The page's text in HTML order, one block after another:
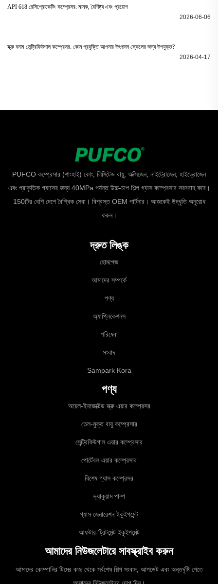
API 618 রেসিপ্রোকেটিং কম্প্রেসর: মানক, বৈশিষ্ট্য এবং প্রয়োগ
2026-06-06
স্ক্রু বনাম সেন্ট্রিফিউগাল কম্প্রেসর: কোন প্রযুক্তি আপনার উৎপাদন স্কেলের জন্য উপযুক্ত?
2026-04-17
PUFCO কম্প্রেসার (শাংহাই) কোং, লিমিটেড বায়ু, অক্সিজেন, নাইট্রোজেন, হাইড্রোজেন
এবং প্রাকৃতিক গ্যাসের জন্য 40MPa পর্যন্ত উচ্চ-চাপ শিল্প গ্যাস কম্প্রেসার সরবরাহ করে।
150টির বেশি দেশে বৈশ্বিক সেবা। বিশ্বস্ত OEM পার্টনার। আজকেই উদ্ধৃতি অনুরোধ
করুন।
দ্রুত লিঙ্ক
হোমপেজ
আমাদের সম্পর্কে
পণ্য
অ্যাপ্লিকেশনস
পরিষেবা
সংবাদ
Sampark Kora
পণ্য
অয়েল-ইনজেক্টেড স্ক্রু এয়ার কম্প্রেসর
তেল-মুক্ত বায়ু কম্প্রেসার
সেন্ট্রিফিউগাল এয়ার কম্প্রেসার
পোর্টেবল এয়ার কম্প্রেসার
বিশেষ গ্যাস কম্প্রেসর
ভ্যাকুয়াম পাম্প
গ্যাস জেনারেশন ইকুইপমেন্ট
আফটার-ট্রিটমেন্ট ইকুইপমেন্ট
আমাদের নিউজলেটারে সাবস্ক্রাইব করুন
আমাদের কোম্পানির টিমের কাছ থেকে সর্বশেষ শিল্প সংবাদ, আপডেট এবং অন্তর্দৃষ্টি পেতে